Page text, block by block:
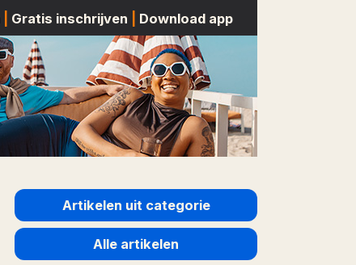
Gratis inschrijven Download app
Artikelen uit categorie
Alle artikelen